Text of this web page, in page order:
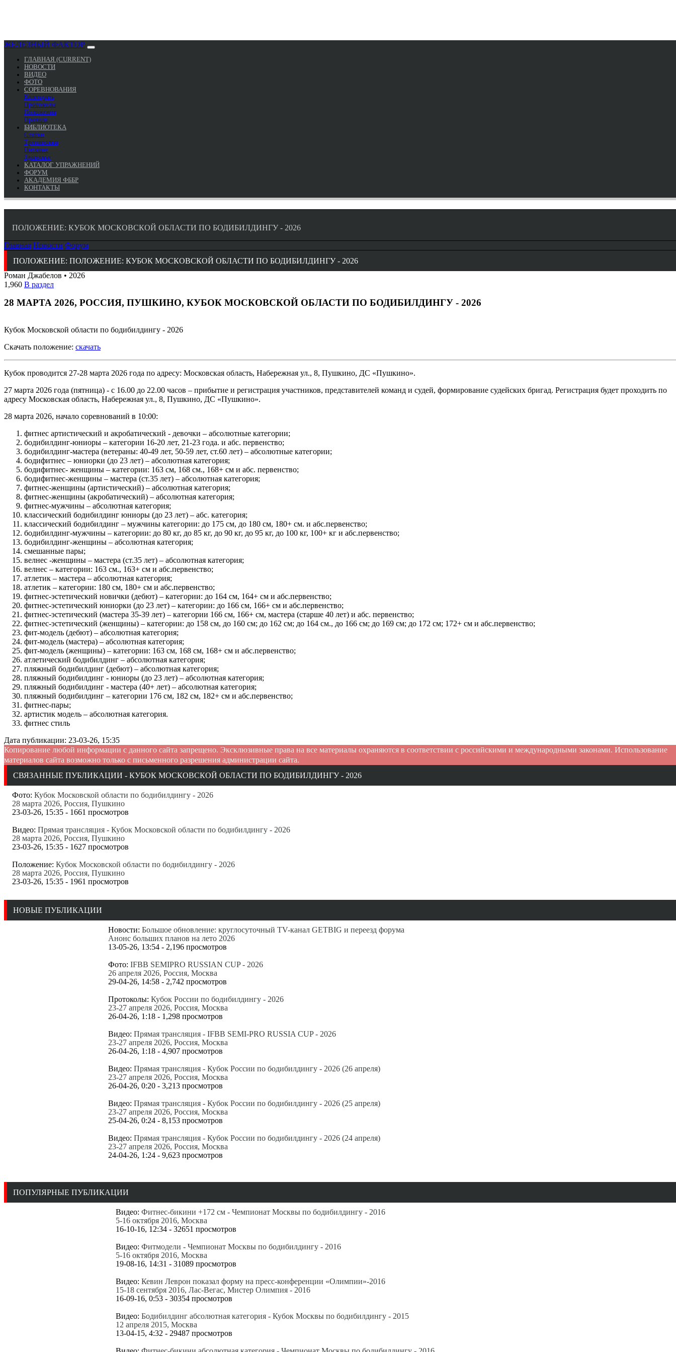
ЖЕЛЕЗНЫЙ ФАКТОР
ГЛАВНАЯ (CURRENT)
НОВОСТИ
ВИДЕО
ФОТО
СОРЕВНОВАНИЯ
Календарь
Протоколы
Положения
Правила
БИБЛИОТЕКА
Статьи
Тренировки
Питание
Здоровье
КАТАЛОГ УПРАЖНЕНИЙ
ФОРУМ
АКАДЕМИЯ ФББР
КОНТАКТЫ
ПОЛОЖЕНИЕ: КУБОК МОСКОВСКОЙ ОБЛАСТИ ПО БОДИБИЛДИНГУ - 2026
Главная Новости Форум
ПОЛОЖЕНИЕ: ПОЛОЖЕНИЕ: КУБОК МОСКОВСКОЙ ОБЛАСТИ ПО БОДИБИЛДИНГУ - 2026
Роман Джабелов • 2026
1,960 В раздел
28 МАРТА 2026, РОССИЯ, ПУШКИНО, КУБОК МОСКОВСКОЙ ОБЛАСТИ ПО БОДИБИЛДИНГУ - 2026
Кубок Московской области по бодибилдингу - 2026
Скачать положение: скачать
Кубок проводится 27-28 марта 2026 года по адресу: Московская область, Набережная ул., 8, Пушкино, ДС «Пушкино».
27 марта 2026 года (пятница) - с 16.00 до 22.00 часов – прибытие и регистрация участников, представителей команд и судей, формирование судейских бригад. Регистрация будет проходить по
адресу Московская область, Набережная ул., 8, Пушкино, ДС «Пушкино».
28 марта 2026, начало соревнований в 10:00:
фитнес артистический и акробатический - девочки – абсолютные категории;
бодибилдинг-юниоры – категории 16-20 лет, 21-23 года. и абс. первенство;
бодибилдинг-мастера (ветераны: 40-49 лет, 50-59 лет, ст.60 лет) – абсолютные категории;
бодифитнес – юниорки (до 23 лет) – абсолютная категория;
бодифитнес- женщины – категории: 163 см, 168 см., 168+ см и абс. первенство;
бодифитнес-женщины – мастера (ст.35 лет) – абсолютная категория;
фитнес-женщины (артистический) – абсолютная категория;
фитнес-женщины (акробатический) – абсолютная категория;
фитнес-мужчины – абсолютная категория;
классический бодибилдинг юниоры (до 23 лет) – абс. категория;
классический бодибилдинг – мужчины категории: до 175 см, до 180 см, 180+ см. и абс.первенство;
бодибилдинг-мужчины – категории: до 80 кг, до 85 кг, до 90 кг, до 95 кг, до 100 кг, 100+ кг и абс.первенство;
бодибилдинг-женщины – абсолютная категория;
смешанные пары;
велнес -женщины – мастера (ст.35 лет) – абсолютная категория;
велнес – категории: 163 см., 163+ см и абс.первенство;
атлетик – мастера – абсолютная категория;
атлетик – категории: 180 см, 180+ см и абс.первенство;
фитнес-эстетический новички (дебют) – категории: до 164 см, 164+ см и абс.первенство;
фитнес-эстетический юниорки (до 23 лет) – категории: до 166 см, 166+ см и абс.первенство;
фитнес-эстетический (мастера 35-39 лет) – категории 166 см, 166+ см, мастера (старше 40 лет) и абс. первенство;
фитнес-эстетический (женщины) – категории: до 158 см, до 160 см; до 162 см; до 164 см., до 166 см; до 169 см; до 172 см; 172+ см и абс.первенство;
фит-модель (дебют) – абсолютная категория;
фит-модель (мастера) – абсолютная категория;
фит-модель (женщины) – категории: 163 см, 168 см, 168+ см и абс.первенство;
атлетический бодибилдинг – абсолютная категория;
пляжный бодибилдинг (дебют) – абсолютная категория;
пляжный бодибилдинг - юниоры (до 23 лет) – абсолютная категория;
пляжный бодибилдинг - мастера (40+ лет) – абсолютная категория;
пляжный бодибилдинг – категории 176 см, 182 см, 182+ см и абс.первенство;
фитнес-пары;
артистик модель – абсолютная категория.
фитнес стиль
Дата публикации: 23-03-26, 15:35
Копирование любой информации с данного сайта запрещено. Эксклюзивные права на все материалы охраняются в соответствии с российскими и международными законами. Использование
материалов сайта возможно только с письменного разрешения администрации сайта.
СВЯЗАННЫЕ ПУБЛИКАЦИИ - КУБОК МОСКОВСКОЙ ОБЛАСТИ ПО БОДИБИЛДИНГУ - 2026
Фото: Кубок Московской области по бодибилдингу - 2026
28 марта 2026, Россия, Пушкино
23-03-26, 15:35 - 1661 просмотров
Видео: Прямая трансляция - Кубок Московской области по бодибилдингу - 2026
28 марта 2026, Россия, Пушкино
23-03-26, 15:35 - 1627 просмотров
Положение: Кубок Московской области по бодибилдингу - 2026
28 марта 2026, Россия, Пушкино
23-03-26, 15:35 - 1961 просмотров
НОВЫЕ ПУБЛИКАЦИИ
Новости: Большое обновление: круглосуточный TV-канал GETBIG и переезд форума
Анонс больших планов на лето 2026
13-05-26, 13:54 - 2,196 просмотров
Фото: IFBB SEMIPRO RUSSIAN CUP - 2026
26 апреля 2026, Россия, Москва
29-04-26, 14:58 - 2,742 просмотров
Протоколы: Кубок России по бодибилдингу - 2026
23-27 апреля 2026, Россия, Москва
26-04-26, 1:18 - 1,298 просмотров
Видео: Прямая трансляция - IFBB SEMI-PRO RUSSIA CUP - 2026
23-27 апреля 2026, Россия, Москва
26-04-26, 1:18 - 4,907 просмотров
Видео: Прямая трансляция - Кубок России по бодибилдингу - 2026 (26 апреля)
23-27 апреля 2026, Россия, Москва
26-04-26, 0:20 - 3,213 просмотров
Видео: Прямая трансляция - Кубок России по бодибилдингу - 2026 (25 апреля)
23-27 апреля 2026, Россия, Москва
25-04-26, 0:24 - 8,153 просмотров
Видео: Прямая трансляция - Кубок России по бодибилдингу - 2026 (24 апреля)
23-27 апреля 2026, Россия, Москва
24-04-26, 1:24 - 9,623 просмотров
ПОПУЛЯРНЫЕ ПУБЛИКАЦИИ
Видео: Фитнес-бикини +172 см - Чемпионат Москвы по бодибилдингу - 2016
5-16 октября 2016, Москва
16-10-16, 12:34 - 32651 просмотров
Видео: Фитмодели - Чемпионат Москвы по бодибилдингу - 2016
5-16 октября 2016, Москва
19-08-16, 14:31 - 31089 просмотров
Видео: Кевин Леврон показал форму на пресс-конференции «Олимпии»-2016
15-18 сентября 2016, Лас-Вегас, Мистер Олимпия - 2016
16-09-16, 0:53 - 30354 просмотров
Видео: Бодибилдинг абсолютная категория - Кубок Москвы по бодибилдингу - 2015
12 апреля 2015, Москва
13-04-15, 4:32 - 29487 просмотров